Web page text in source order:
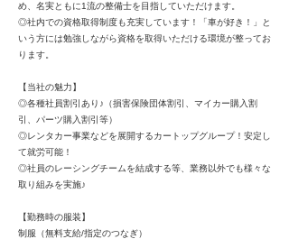
め、名実ともに1流の整備士を目指していただけます。
◎社内での資格取得制度も充実しています！「車が好き！」と
いう方には勉強しながら資格を取得いただける環境が整ってお
ります。
【当社の魅力】
◎各種社員割引あり♪（損害保険団体割引、マイカー購入割
引、パーツ購入割引等）
◎レンタカー事業などを展開するカートップグループ！安定し
て就労可能！
◎社員のレーシングチームを結成する等、業務以外でも様々な
取り組みを実施♪
【勤務時の服装】
制服（無料支給/指定のつなぎ）